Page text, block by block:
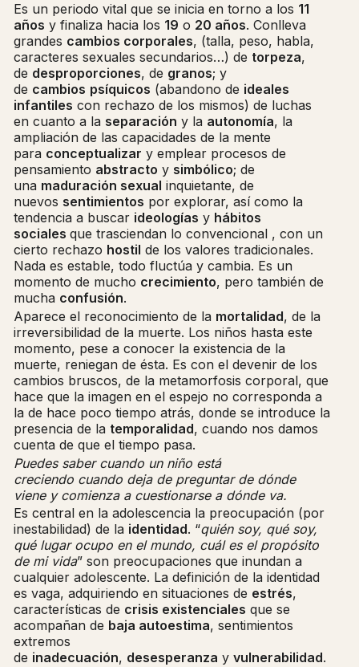
Es un periodo vital que se inicia en torno a los 11
años y finaliza hacia los 19 o 20 años. Conlleva
grandes cambios corporales, (talla, peso, habla,
caracteres sexuales secundarios…) de torpeza,
de desproporciones, de granos; y
de cambios psíquicos (abandono de ideales
infantiles con rechazo de los mismos) de luchas
en cuanto a la separación y la autonomía, la
ampliación de las capacidades de la mente
para conceptualizar y emplear procesos de
pensamiento abstracto y simbólico; de
una maduración sexual inquietante, de
nuevos sentimientos por explorar, así como la
tendencia a buscar ideologías y hábitos
socialesque trasciendan lo convencional , con un
cierto rechazo hostil de los valores tradicionales.
Nada es estable, todo fluctúa y cambia. Es un
momento de mucho crecimiento, pero también de
mucha confusión.
Aparece el reconocimiento de la mortalidad, de la
irreversibilidad de la muerte. Los niños hasta este
momento, pese a conocer la existencia de la
muerte, reniegan de ésta. Es con el devenir de los
cambios bruscos, de la metamorfosis corporal, que
hace que la imagen en el espejo no corresponda a
la de hace poco tiempo atrás, donde se introduce la
presencia de la temporalidad, cuando nos damos
cuenta de que el tiempo pasa.
Puedes saber cuando un niño está
creciendo cuando deja de preguntar de dónde
viene y comienza a cuestionarse a dónde va.
Es central en la adolescencia la preocupación (por
inestabilidad) de la identidad. “quién soy, qué soy,
qué lugar ocupo en el mundo, cuál es el propósito
de mi vida” son preocupaciones que inundan a
cualquier adolescente. La definición de la identidad
es vaga, adquiriendo en situaciones de estrés,
características de crisis existenciales que se
acompañan de baja autoestima, sentimientos
extremos
de inadecuación, desesperanza yvulnerabilidad.